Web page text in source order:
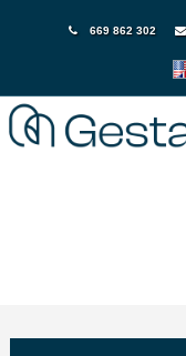
669 862 302